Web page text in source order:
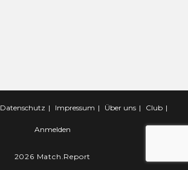
Datenschutz Impressum Über uns Club
Anmelden
2026 Match.Report